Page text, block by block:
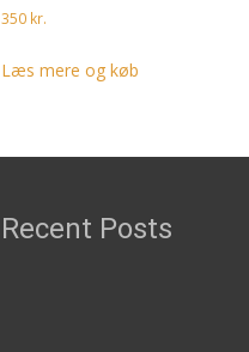
350 kr.
Læs mere og køb
Recent Posts